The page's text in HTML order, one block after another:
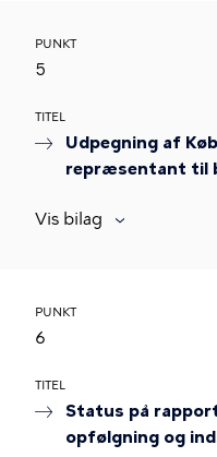
PUNKT
5
TITEL
Udpegning af
repræsentant til
Vis bilag
PUNKT
6
TITEL
Status på
opfølgning og